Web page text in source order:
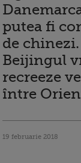
putea fi
de chinezi.
Beijingul
recreeze
între
19 februarie 2018